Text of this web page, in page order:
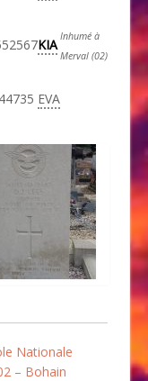
KIA Inhumé à
Merval (02)
44735 EVA
Nationale
– Bohain